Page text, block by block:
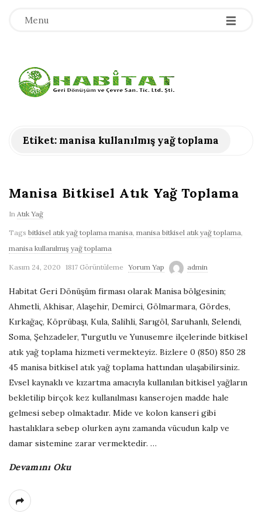
Menu -
-
-
H
t
a
t
G
e
r
i
D
ö
n
ü
ş
Etiket: manisa kullanılmış yağ toplama
Manisa Bitkisel Atık Yağ Toplama
In Atık Yağ
Tags bitkisel atık yağ toplama manisa, manisa bitkisel atık yağ toplama,
manisa kullanılmış yağ toplama
Kasım 24, 2020 1817 Görüntüleme Yorum Yap admin
Habitat Geri Dönüşüm firması olarak Manisa bölgesinin;
Ahmetli, Akhisar, Alaşehir, Demirci, Gölmarmara, Gördes,
Kırkağaç, Köprübaşı, Kula, Salihli, Sarıgöl, Saruhanlı, Selendi,
Soma, Şehzadeler, Turgutlu ve Yunusemre ilçelerinde bitkisel
atık yağ toplama hizmeti vermekteyiz. Bizlere 0 (850) 850 28
45 manisa bitkisel atık yağ toplama hattından ulaşabilirsiniz.
Evsel kaynaklı ve kızartma amacıyla kullanılan bitkisel yağların
bekletilip birçok kez kullanılması kanserojen madde hale
gelmesi sebep olmaktadır. Mide ve kolon kanseri gibi
hastalıklara sebep olurken aynı zamanda vücudun kalp ve
damar sistemine zarar vermektedir. …
Devamını Oku